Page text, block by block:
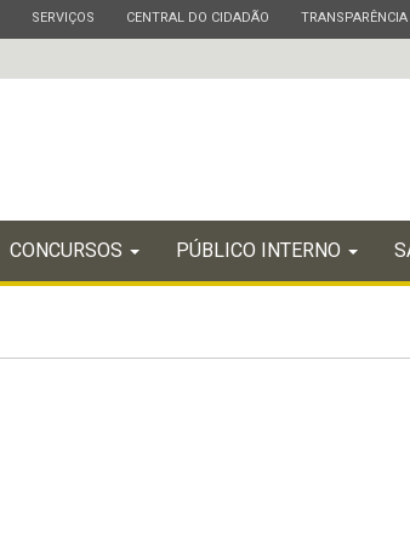
ESTADO
SERVIÇOS ESTADO
CENTRAL DO CIDADÃO ESTADO
TRANSPARÊNCIA
CONCURSOS PÚBLICO INTERNO